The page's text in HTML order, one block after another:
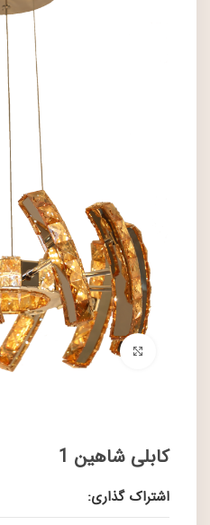
برای بزرگنمایی کلیک کنید
کابلی شاهین 1
اشتراک گذاری: